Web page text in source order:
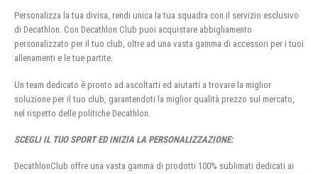
Personalizza la tua divisa, rendi unica la tua squadra con il servizio esclusivo
di Decathlon. Con Decathlon Club puoi acquistare abbigliamento
personalizzato per il tuo club, oltre ad una vasta gamma di accessori per i tuoi
allenamenti e le tue partite.
Un team dedicato è pronto ad ascoltarti ed aiutarti a trovare la miglior
soluzione per il tuo club, garantendoti la miglior qualità prezzo sul mercato,
nel rispetto delle politiche Decathlon.
SCEGLI IL TUO SPORT ED INIZIA LA PERSONALIZZAZIONE:
DecathlonClub offre una vasta gamma di prodotti 100% sublimati dedicati ai